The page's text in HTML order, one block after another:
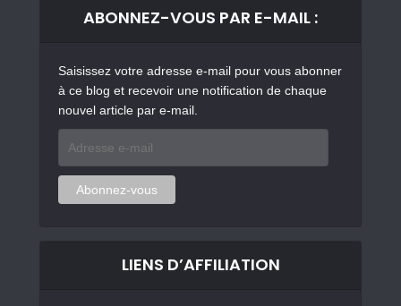
ABONNEZ-VOUS PAR E-MAIL :
Saisissez votre adresse e-mail pour vous abonner
à ce blog et recevoir une notification de chaque
nouvel article par e-mail.
mail
Abonnez-vous
LIENS D’AFFILIATION